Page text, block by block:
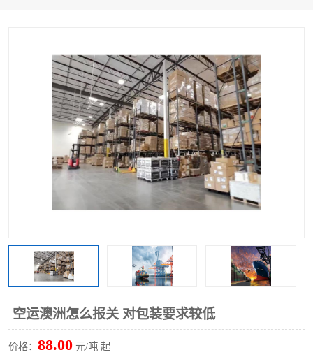
空运澳洲怎么报关 对包装要求较低
价格： 88.00 元/吨 起